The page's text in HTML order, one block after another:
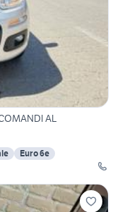
AL
Euro 6e